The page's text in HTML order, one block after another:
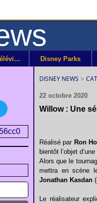
Disney+ / Télévision Disney Parks
DISNEY NEWS >
22 octobre 2020
Willow : Une
Réalisé par Ron
bientôt l’objet
Alors que le
mettra en scène
Jonathan Kasdan (
Le réalisateur